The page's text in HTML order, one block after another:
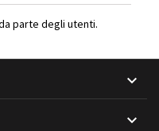
parte degli utenti.

